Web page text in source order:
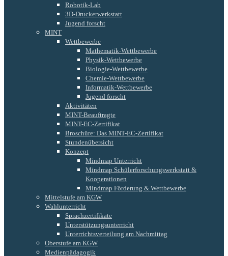
Robotik-Lab
3D-Druckerwerkstatt
Jugend forscht
MINT
Wettbewerbe
Mathematik-Wettbewerbe
Physik-Wettbewerbe
Biologie-Wettbewerbe
Chemie-Wettbewerbe
Informatik-Wettbewerbe
Jugend forscht
Aktivitäten
MINT-Beauftragte
MINT-EC-Zertifikat
Broschüre: Das MINT-EC-Zertifikat
Stundenübersicht
Konzept
Mindmap Unterricht
Mindmap Schülerforschungswerkstatt &
Kooperationen
Mindmap Förderung & Wettbewerbe
Mittelstufe am KGW
Wahlunterricht
Sprachzertifikate
Unterstützungsunterricht
Unterrichtsverteilung am Nachmittag
Oberstufe am KGW
Medienpädagogik